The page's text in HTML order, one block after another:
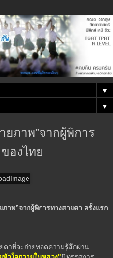
▼
▼
ยภาพ”จากผู้พิการ
องไทย
ภาพ”จากผู้พิการทางสายตา ครั้งแรก
ที่จะถ่ายทอดความรู้สึกผ่าน